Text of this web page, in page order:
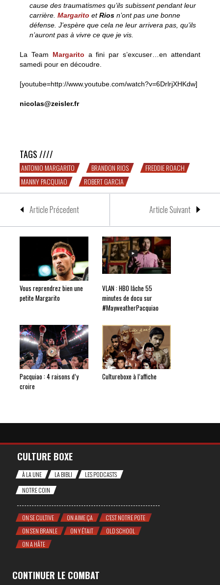
cause des traumatismes qu’ils subissent pendant leur
carrière. Margarito etRios n’ont pas une bonne
défense. J’espère que cela ne leur arrivera pas, qu’ils
n’auront pas à vivre ce que je vis.
La Team Margarito a fini par s’excuser…en attendant
samedi pour en découdre.
[youtube=http://www.youtube.com/watch?v=6DrlrjXHKdw]
nicolas@zeisler.fr
TAGS ////
ANTONIO MARGARITO BRANDON RIOS
FREDDIE ROACH
MANNY PACQUIAO
ROBERT GARCIA
Article Précedent Article Suivant
Vous reprendrez bien une
petite Margarito
VLAN : HBO lâche 55
minutes de docu sur
#MayweatherPacquiao
Pacquiao : 4 raisons d’y
croire
Cultureboxe à l’affiche
CULTURE BOXE
À LA UNE LA BIBLI
LES PODCASTS
NOTRE COIN
ON SE CULTIVE ON AIME ÇA
C'EST NOTRE POTE
ON S'EN BRANLE
ON Y ÉTAIT
OLD SCHOOL
ON A HÂTE
CONTINUER LE COMBAT